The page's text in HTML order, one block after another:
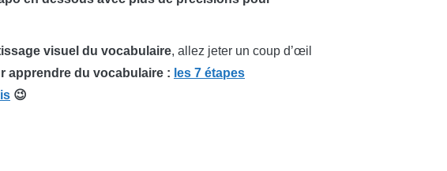
visuel du vocabulaire, allez jeter un coup d’œil
apprendre du vocabulaire : les 7 étapes
😉